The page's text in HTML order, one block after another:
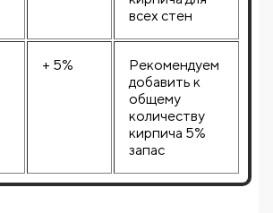
всех стен
+ 5%
Рекомендуем
добавить к
общему
количеству
кирпича 5%
запас